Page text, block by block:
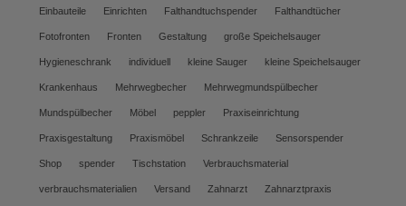
Einbauteile Einrichten Falthandtuchspender Falthandtücher
Fotofronten Fronten Gestaltung große Speichelsauger
Hygieneschrank individuell kleine Sauger kleine Speichelsauger
Krankenhaus Mehrwegbecher Mehrwegmundspülbecher
Mundspülbecher Möbel peppler Praxiseinrichtung
Praxisgestaltung Praxismöbel Schrankzeile Sensorspender
Shop spender Tischstation Verbrauchsmaterial
verbrauchsmaterialien Versand Zahnarzt Zahnarztpraxis